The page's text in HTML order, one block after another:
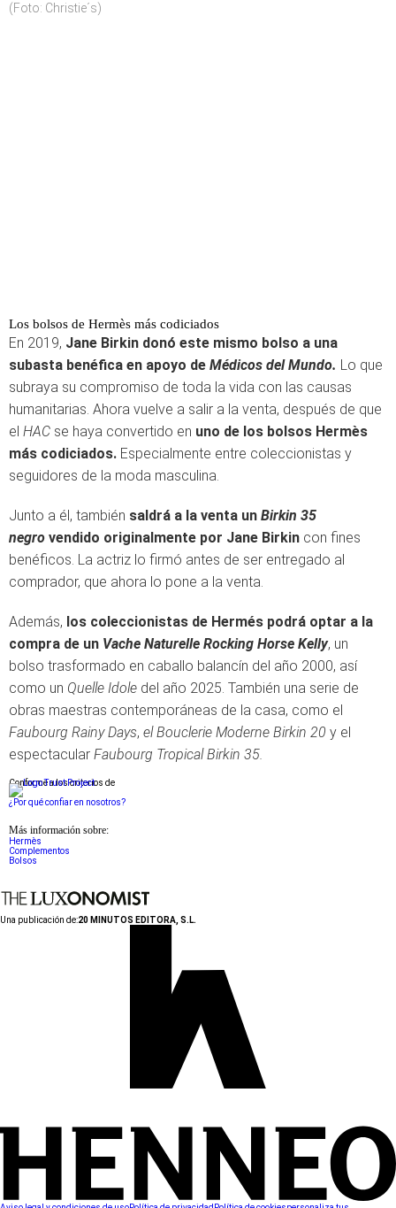
(Foto: Christie´s)
Los bolsos de Hermès más codiciados
En 2019, Jane Birkin donó este mismo bolso a una
subasta benéfica en apoyo de Médicos del Mundo. Lo que
subraya su compromiso de toda la vida con las causas
humanitarias. Ahora vuelve a salir a la venta, después de que
el HAC se haya convertido en uno de los bolsos Hermès
más codiciados. Especialmente entre coleccionistas y
seguidores de la moda masculina.
Junto a él, también saldrá a la venta un Birkin 35
negro vendido originalmente por Jane Birkin con fines
benéficos. La actriz lo firmó antes de ser entregado al
comprador, que ahora lo pone a la venta.
Además, los coleccionistas de Hermés podrá optar a la
compra de un Vache Naturelle Rocking Horse Kelly, un
bolso trasformado en caballo balancín del año 2000, así
como un Quelle Idole del año 2025. También una serie de
obras maestras contemporáneas de la casa, como el
Faubourg Rainy Days, el Bouclerie Moderne Birkin 20 y el
espectacular Faubourg Tropical Birkin 35.
Conforme a los criterios de
¿Por qué confiar en nosotros?
Más información sobre:
Hermès
Complementos
Bolsos
Una publicación de:20 MINUTOS EDITORA, S.L.